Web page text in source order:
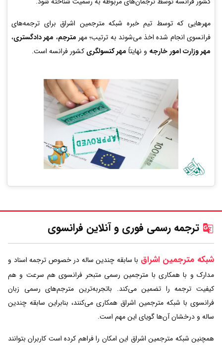
مهرهایی که توسط تیم خبره شبکه مترجمین اشراق برای ترجمه‌های
فرانسوی انجام شده اخذ می‌شوند به ترتیب؛ مهر مترجم، مهر دادگستری،
مهر وزارت امور خارجه و نهایتاً مهر کنسولگری کشور فرانسه است.
ترجمه رسمی فوری و آنلاین فرانسوی
شبکه مترجمین اشراق با سابقه چندین ساله در خصوص ترجمه اسناد و
مدارک و با همکاری با مترجمین رسمی متبحر فرانسوی هم سرعت و هم
کیفیت ترجمه را تضمین می‌کند. باتجربه‌ترین مترجم‌های رسمی زبان
فرانسوی با شبکه مترجمین اشراق همکاری می‌کنند، بنابراین سابقه چندین
ساله و درخشان آن‌ها گویای این مهم است.
همچنین شبکه مترجمین اشراق این امکان را فراهم کرده است کاربران بتوانند